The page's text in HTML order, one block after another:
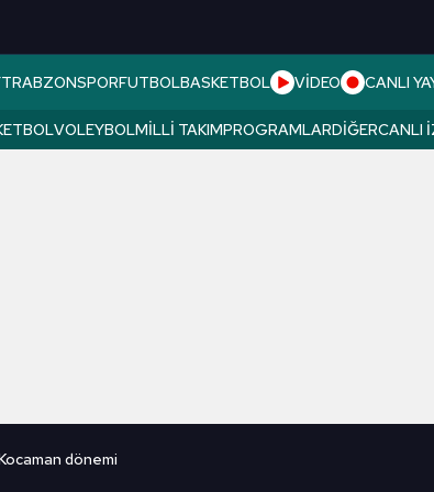
TRABZONSPORFUTBOLBASKETBOL VİDEO CANLI
VOLEYBOLMILLI TAKIMPROGRAMLARDIĞERCANLI
dönemi